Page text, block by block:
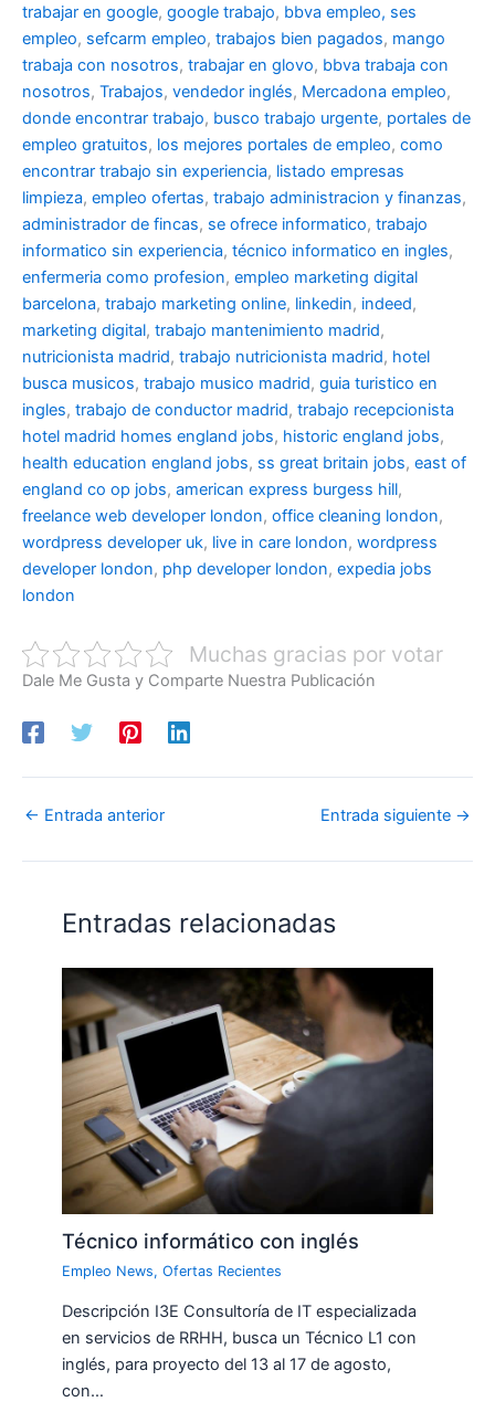
trabajar en google, google trabajo, bbva empleo, ses
empleo, sefcarm empleo, trabajos bien pagados, mango
trabaja con nosotros, trabajar en glovo, bbva trabaja con
nosotros, Trabajos, vendedor inglés, Mercadona empleo,
donde encontrar trabajo, busco trabajo urgente, portales de
empleo gratuitos, los mejores portales de empleo, como
encontrar trabajo sin experiencia, listado empresas
limpieza, empleo ofertas, trabajo administracion y finanzas,
administrador de fincas, se ofrece informatico, trabajo
informatico sin experiencia, técnico informatico en ingles,
enfermeria como profesion, empleo marketing digital
barcelona, trabajo marketing online, linkedin, indeed,
marketing digital, trabajo mantenimiento madrid,
nutricionista madrid, trabajo nutricionista madrid, hotel
busca musicos, trabajo musico madrid, guia turistico en
ingles, trabajo de conductor madrid, trabajo recepcionista
hotel madrid homes england jobs, historic england jobs,
health education england jobs, ss great britain jobs, east of
england co op jobs, american express burgess hill,
freelance web developer london, office cleaning london,
wordpress developer uk, live in care london, wordpress
developer london, php developer london, expedia jobs
london
Muchas gracias por votar
Dale Me Gusta y Comparte Nuestra Publicación
← Entrada anterior Entrada siguiente →
Entradas relacionadas
Técnico informático con inglés
Empleo News,Ofertas Recientes
Descripción I3E Consultoría de IT especializada
en servicios de RRHH, busca un Técnico L1 con
inglés, para proyecto del 13 al 17 de agosto,
con…